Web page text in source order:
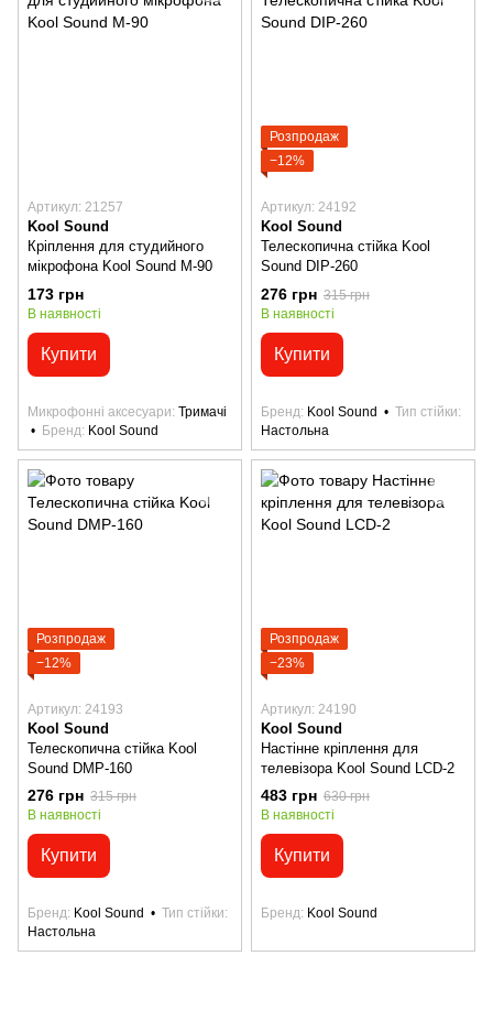
Артикул: 21257
Kool Sound
Кріплення для студийного
мікрофона Kool Sound M-90
173 грн
В наявності
Купити
Микрофонні аксесуари Тримачі
Бренд Kool Sound
Розпродаж
−12%
Артикул: 24192
Kool Sound
Телескопична стійка Kool
Sound DIP-260
276 грн 315 грн
В наявності
Купити
Бренд Kool Sound
Тип стійки
Настольна
Розпродаж
−12%
Артикул: 24193
Kool Sound
Телескопична стійка Kool
Sound DMP-160
276 грн 315 грн
В наявності
Купити
Бренд Kool Sound
Тип стійки
Настольна
Розпродаж
−23%
Артикул: 24190
Kool Sound
Настінне кріплення для
телевізора Kool Sound LCD-2
483 грн 630 грн
В наявності
Купити
Бренд Kool Sound